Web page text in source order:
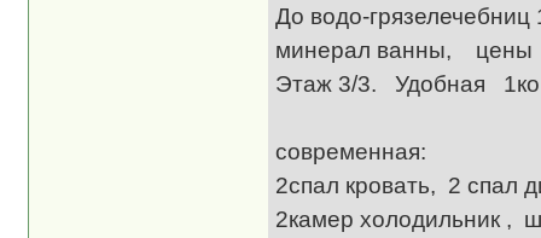
До водо-
минерал ванны, цены
Этаж 3/3. Удобная
современная:
2спал кровать, 2 спал
2камер холодильник ,